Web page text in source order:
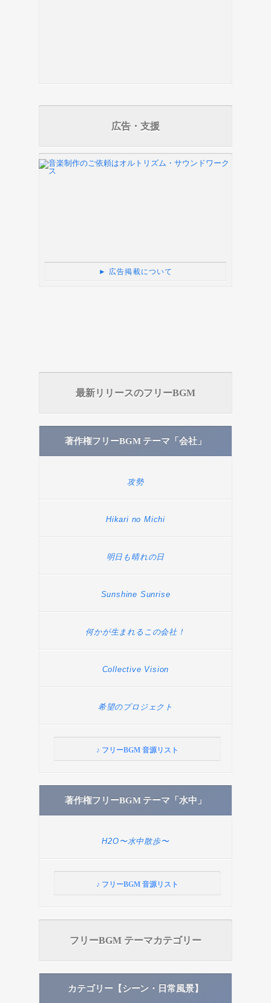
広告・支援
► 広告掲載について
最新リリースのフリーBGM
著作権フリーBGM テーマ「会社」
攻勢
Hikari no Michi
明日も晴れの日
Sunshine Sunrise
何かが生まれるこの会社！
Collective Vision
希望のプロジェクト
♪ フリーBGM 音源リスト
著作権フリーBGM テーマ「水中」
H2O〜水中散歩〜
♪ フリーBGM 音源リスト
フリーBGM テーマカテゴリー
カテゴリー【シーン・日常風景】